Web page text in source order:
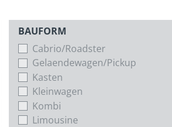
BAUFORM
Cabrio/Roadster
Gelaendewagen/Pickup
Kasten
Kleinwagen
Kombi
Limousine